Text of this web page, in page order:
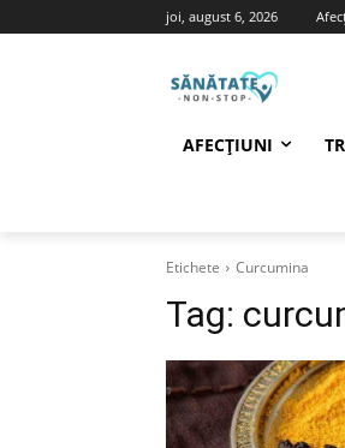
joi, august 6, 2026
AFECȚIUNI
Etichete Curcumina
Tag: